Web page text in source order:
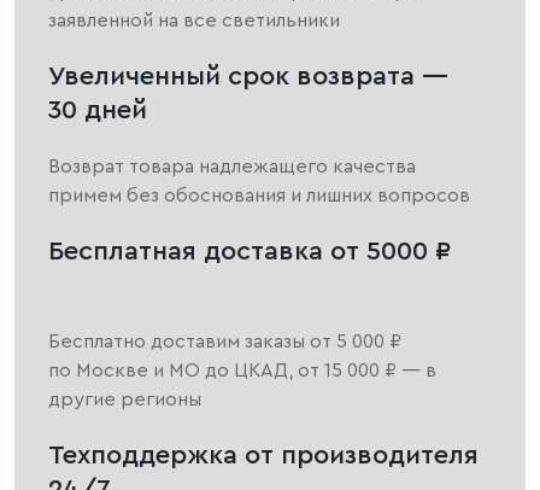
заявленной на все светильники
Увеличенный срок возврата —
30 дней
Возврат товара надлежащего качества
примем без обоснования и лишних вопросов
Бесплатная доставка от 5000 ₽
Бесплатно доставим заказы от 5 000 ₽
по Москве и МО до ЦКАД, от 15 000 ₽ — в
другие регионы
Техподдержка от производителя